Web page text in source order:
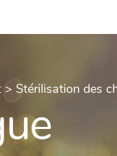
> Stérilisation des